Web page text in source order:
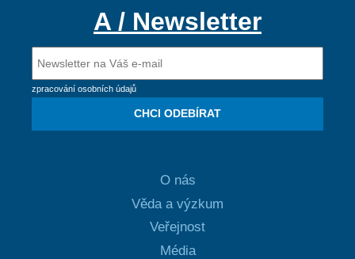
A / Newsletter
zpracování osobních údajů
CHCI ODEBÍRAT
O nás
Věda a výzkum
Veřejnost
Média